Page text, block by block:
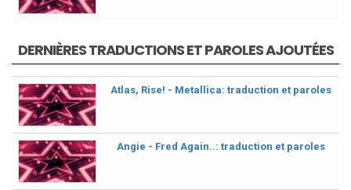
DERNIÈRES TRADUCTIONS ET PAROLES AJOUTÉES
Atlas, Rise! - Metallica: traduction et paroles
Angie - Fred Again..: traduction et paroles